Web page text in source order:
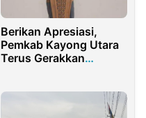
Berikan Apresiasi,
Pemkab Kayong Utara
Terus Gerakkan